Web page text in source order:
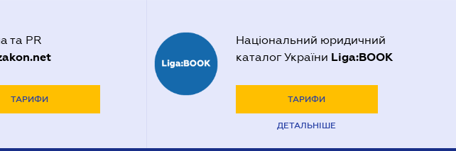
та PR
ТАРИФИ
Національний юридичний
каталог України Liga:BOOK
ТАРИФИ
ДЕТАЛЬНІШЕ